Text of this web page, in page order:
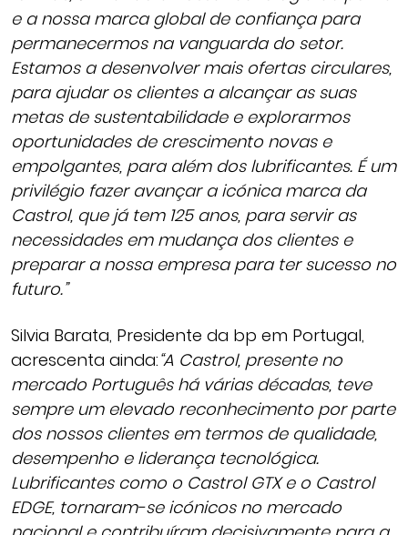
e a nossa marca global de confiança para
permanecermos na vanguarda do setor.
Estamos a desenvolver mais ofertas circulares,
para ajudar os clientes a alcançar as suas
metas de sustentabilidade e explorarmos
oportunidades de crescimento novas e
empolgantes, para além dos lubrificantes. É um
privilégio fazer avançar a icónica marca da
Castrol, que já tem 125 anos, para servir as
necessidades em mudança dos clientes e
preparar a nossa empresa para ter sucesso no
futuro.”
Silvia Barata, Presidente da bp em Portugal,
acrescenta ainda:“A Castrol, presente no
mercado Português há várias décadas, teve
sempre um elevado reconhecimento por parte
dos nossos clientes em termos de qualidade,
desempenho e liderança tecnológica.
Lubrificantes como o Castrol GTX e o Castrol
EDGE, tornaram-se icónicos no mercado